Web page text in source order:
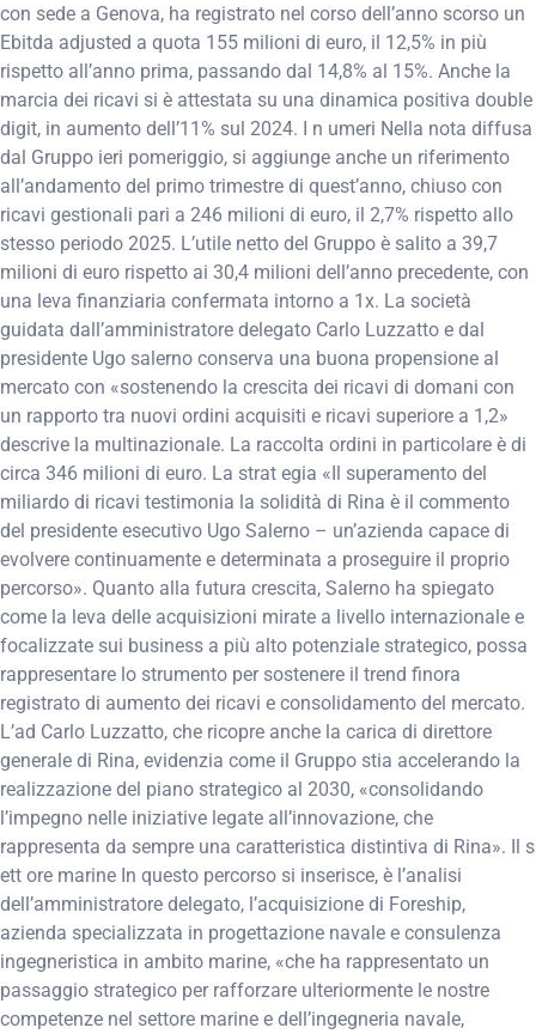
con sede a Genova, ha registrato nel corso dell’anno scorso un
Ebitda adjusted a quota 155 milioni di euro, il 12,5% in più
rispetto all’anno prima, passando dal 14,8% al 15%. Anche la
marcia dei ricavi si è attestata su una dinamica positiva double
digit, in aumento dell’11% sul 2024. I n umeri Nella nota diffusa
dal Gruppo ieri pomeriggio, si aggiunge anche un riferimento
all’andamento del primo trimestre di quest’anno, chiuso con
ricavi gestionali pari a 246 milioni di euro, il 2,7% rispetto allo
stesso periodo 2025. L’utile netto del Gruppo è salito a 39,7
milioni di euro rispetto ai 30,4 milioni dell’anno precedente, con
una leva finanziaria confermata intorno a 1x. La società
guidata dall’amministratore delegato Carlo Luzzatto e dal
presidente Ugo salerno conserva una buona propensione al
mercato con «sostenendo la crescita dei ricavi di domani con
un rapporto tra nuovi ordini acquisiti e ricavi superiore a 1,2»
descrive la multinazionale. La raccolta ordini in particolare è di
circa 346 milioni di euro. La strat egia «Il superamento del
miliardo di ricavi testimonia la solidità di Rina è il commento
del presidente esecutivo Ugo Salerno – un’azienda capace di
evolvere continuamente e determinata a proseguire il proprio
percorso». Quanto alla futura crescita, Salerno ha spiegato
come la leva delle acquisizioni mirate a livello internazionale e
focalizzate sui business a più alto potenziale strategico, possa
rappresentare lo strumento per sostenere il trend finora
registrato di aumento dei ricavi e consolidamento del mercato.
L’ad Carlo Luzzatto, che ricopre anche la carica di direttore
generale di Rina, evidenzia come il Gruppo stia accelerando la
realizzazione del piano strategico al 2030, «consolidando
l’impegno nelle iniziative legate all’innovazione, che
rappresenta da sempre una caratteristica distintiva di Rina». Il s
ett ore marine In questo percorso si inserisce, è l’analisi
dell’amministratore delegato, l’acquisizione di Foreship,
azienda specializzata in progettazione navale e consulenza
ingegneristica in ambito marine, «che ha rappresentato un
passaggio strategico per rafforzare ulteriormente le nostre
competenze nel settore marine e dell’ingegneria navale,